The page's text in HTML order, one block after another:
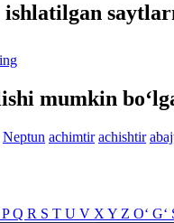
ishlatilgan
mumkin
Neptun achimtir achishtir
PQ R S T U V X Y Z O‘ G‘